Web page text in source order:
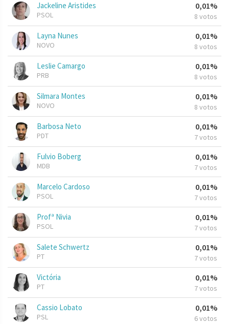
Jackeline Aristides
PSOL
0,01%
8 votos
Layna Nunes
NOVO
0,01%
8 votos
Leslie Camargo
PRB
0,01%
8 votos
Silmara Montes
NOVO
0,01%
8 votos
Barbosa Neto
PDT
0,01%
7 votos
Fulvio Boberg
MDB
0,01%
7 votos
Marcelo Cardoso
PSOL
0,01%
7 votos
Profª Nivia
PSOL
0,01%
7 votos
Salete Schwertz
PT
0,01%
7 votos
Victória
PT
0,01%
7 votos
Cassio Lobato
PSL
0,01%
6 votos